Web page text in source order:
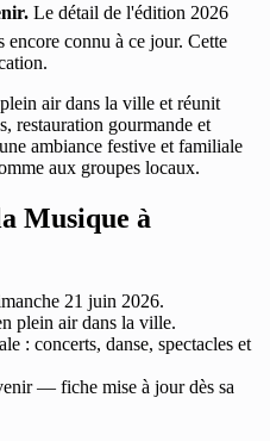
Le détail de l'édition 2026
encore connu à ce jour. Cette
air dans la ville et réunit
restauration gourmande et
ambiance festive et familiale
aux groupes locaux.
Musique à
21 juin 2026.
plein air dans la ville.
: concerts, danse, spectacles et
— fiche mise à jour dès sa